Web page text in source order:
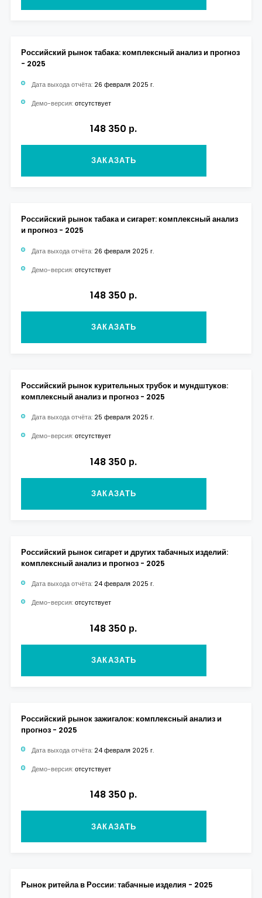
Российский рынок табака: комплексный анализ и прогноз
- 2025
Дата выхода отчёта: 26 февраля 2025 г.
Демо-версия: отсутствует
148 350 р.
ЗАКАЗАТЬ
Российский рынок табака и сигарет: комплексный анализ
и прогноз - 2025
Дата выхода отчёта: 26 февраля 2025 г.
Демо-версия: отсутствует
148 350 р.
ЗАКАЗАТЬ
Российский рынок курительных трубок и мундштуков:
комплексный анализ и прогноз - 2025
Дата выхода отчёта: 25 февраля 2025 г.
Демо-версия: отсутствует
148 350 р.
ЗАКАЗАТЬ
Российский рынок сигарет и других табачных изделий:
комплексный анализ и прогноз - 2025
Дата выхода отчёта: 24 февраля 2025 г.
Демо-версия: отсутствует
148 350 р.
ЗАКАЗАТЬ
Российский рынок зажигалок: комплексный анализ и
прогноз - 2025
Дата выхода отчёта: 24 февраля 2025 г.
Демо-версия: отсутствует
148 350 р.
ЗАКАЗАТЬ
Рынок ритейла в России: табачные изделия - 2025